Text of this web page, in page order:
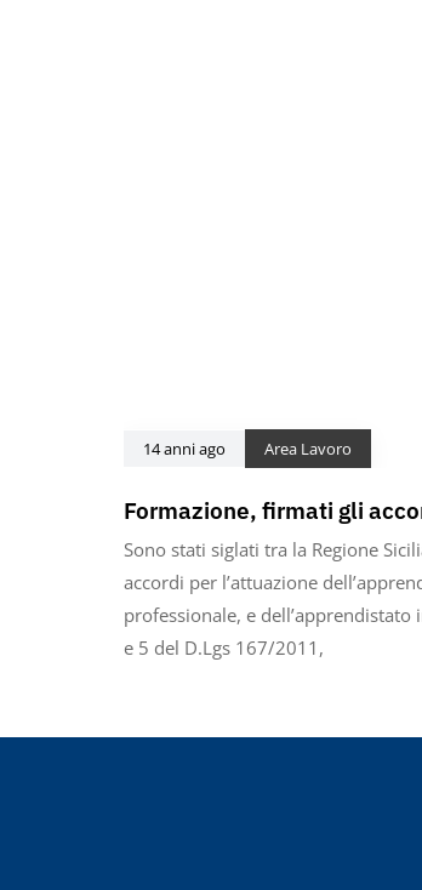
14 anni ago Area Lavoro
Formazione, firmati gli
Sono stati siglati tra la Regione
accordi per l’attuazione
professionale, e
e 5 del D.Lgs 167/2011,